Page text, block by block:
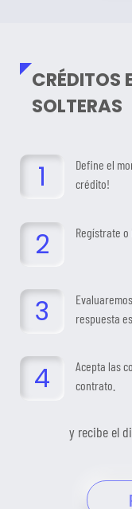
CRÉDITOS
SOLTERAS
Define el
crédito!
Regístrate
respuesta
Acepta las
contrato.
y recibe el